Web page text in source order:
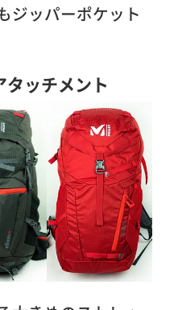
ジッパーポケット
ッチメント